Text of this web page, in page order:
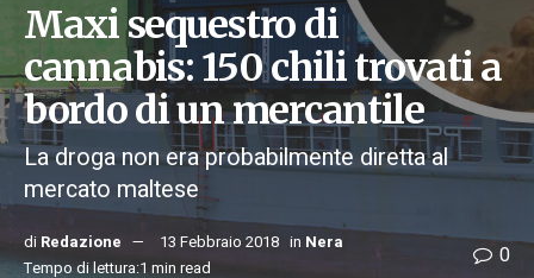
Maxi sequestro di
cannabis: 150 chili trovati a
bordo di un mercantile
La droga non era probabilmente diretta al
mercato maltese
di Redazione 13 Febbraio 2018 in Nera
Tempo di lettura:1 min read
0